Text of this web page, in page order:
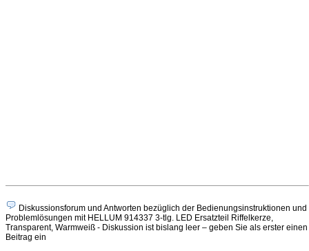
Diskussionsforum und Antworten bezüglich der Bedienungsinstruktionen und
Problemlösungen mit HELLUM 914337 3-tlg. LED Ersatzteil Riffelkerze,
Transparent, Warmweiß - Diskussion ist bislang leer – geben Sie als erster einen
Beitrag ein